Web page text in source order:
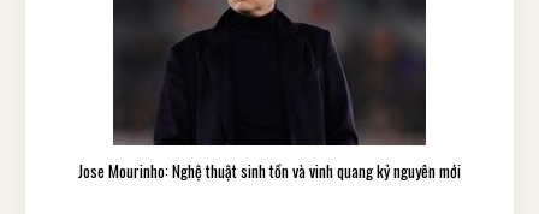
Jose Mourinho: Nghệ thuật sinh tồn và vinh quang kỷ nguyên mới